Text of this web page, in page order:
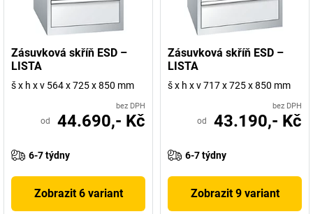
Zásuvková skříň ESD –
LISTA
š x h x v 564 x 725 x 850 mm
bez DPH
od 44.690,- Kč
6-7 týdny
Zobrazit 6 variant
Zásuvková skříň ESD –
LISTA
š x h x v 717 x 725 x 850 mm
bez DPH
od 43.190,- Kč
6-7 týdny
Zobrazit 9 variant